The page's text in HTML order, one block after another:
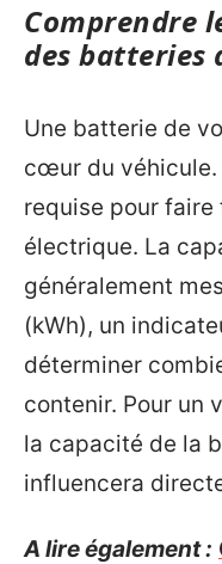
Comprendre
des batteries
Une batterie de
cœur du véhicule.
requise pour
électrique. La
généralement
(kWh), un
déterminer
contenir. Pour un
la capacité de la
influencera
A lire également :